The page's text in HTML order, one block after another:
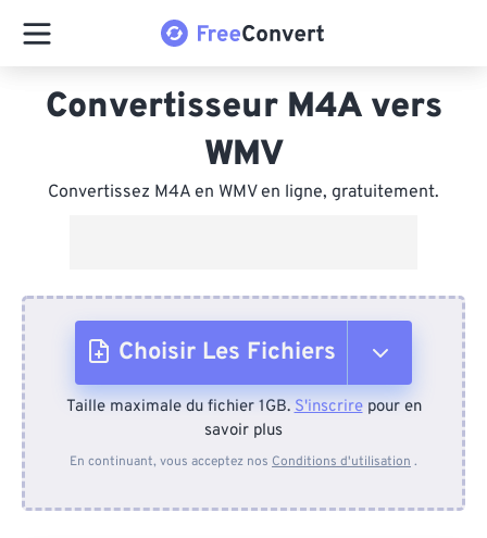
Convertisseur M4A vers
WMV
Convertissez M4A en WMV en ligne, gratuitement.
Choisir Les Fichiers
Depuis l'appareil
Taille maximale du fichier 1GB.S'inscrirepour en
savoir plus
En continuant, vous acceptez nos Conditions d'utilisation .